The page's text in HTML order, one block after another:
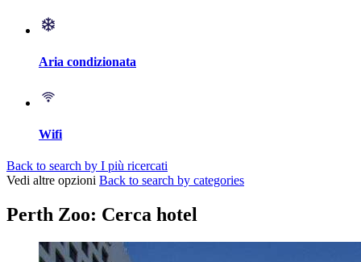
Aria condizionata
Wifi
Back to search by I più ricercati
Vedi altre opzioni Back to search by categories
Perth Zoo: Cerca hotel